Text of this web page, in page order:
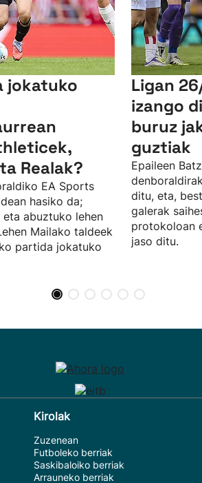
jokatuko
Realak?
EA Sports
hasiko da;
abuztuko lehen
Mailako taldeek
partida jokatuko
Ligan
izango
buruz
guztiak
Epaileen
ditu, eta,
galerak
protokoloan
jaso ditu.
Kirolak
Zuzenean
Futboleko berriak
Saskibaloiko berriak
Arrauneko berriak